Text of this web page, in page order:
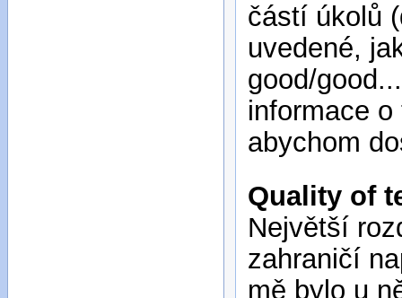
částí úkolů
uvedené,
good/
informace
abychom
Quality of
Největší
zahraničí
mě bylo u